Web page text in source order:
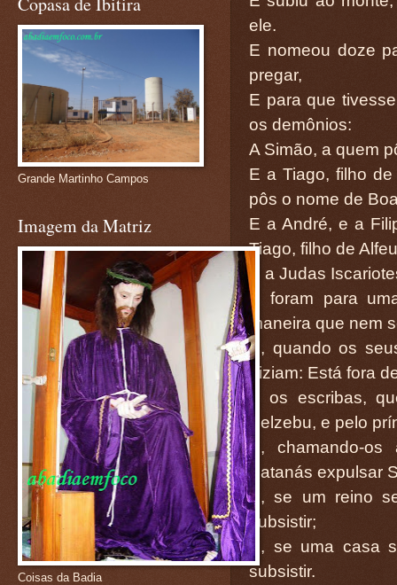
ele.
E nomeou doze
pregar,
E para que
os demônios:
A Simão, a quem
E a Tiago, filho
pôs o nome de
E a André, e a
Tiago, filho de
E a Judas
E foram para
maneira que nem
E, quando os
diziam: Está fora
E os escribas,
Belzebu, e pelo
E, chamando-
Satanás expulsar
E, se um reino
subsistir;
E, se uma casa
subsistir.
Grande Martinho Campos
Imagem da Matriz
Coisas da Badia